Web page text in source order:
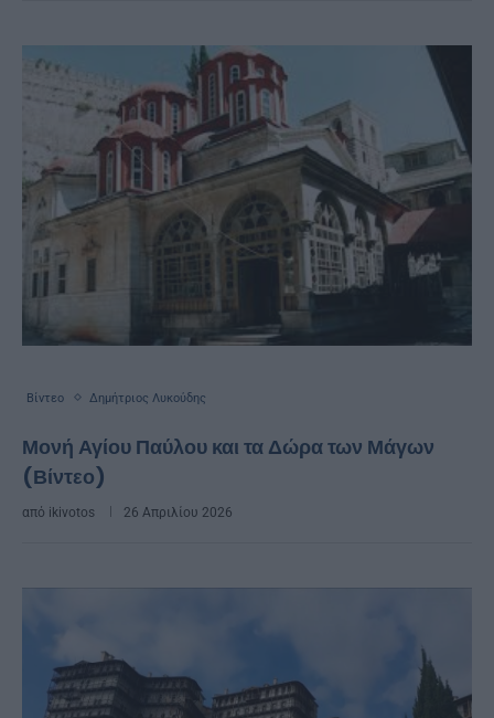
Βίντεο Δημήτριος Λυκούδης
Μονή Αγίου Παύλου και τα Δώρα των Μάγων
(Βίντεο)
από ikivotos 26 Απριλίου 2026